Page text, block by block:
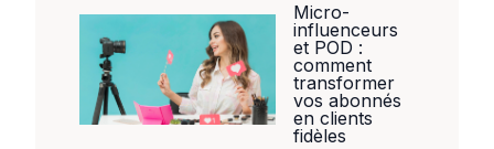
Micro-
influenceurs
et POD :
comment
transformer
vos abonnés
en clients
fidèles